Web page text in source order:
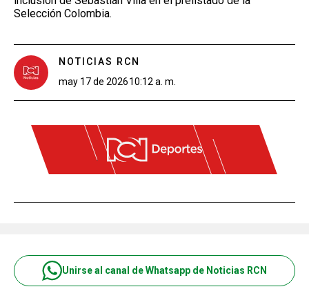
Selección Colombia.
NOTICIAS RCN
may 17 de 202610:12 a. m.
Unirse al canal de Whatsapp de Noticias RCN